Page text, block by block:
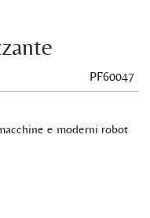
PF60047
e moderni robot